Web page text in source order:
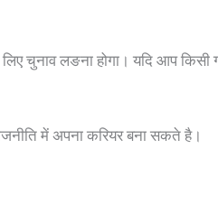
चुनाव लङना होगा। यदि आप
में अपना करियर बना सकते है।